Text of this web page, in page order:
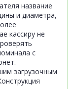
название
и диаметра,
кассиру не
с
загрузочным